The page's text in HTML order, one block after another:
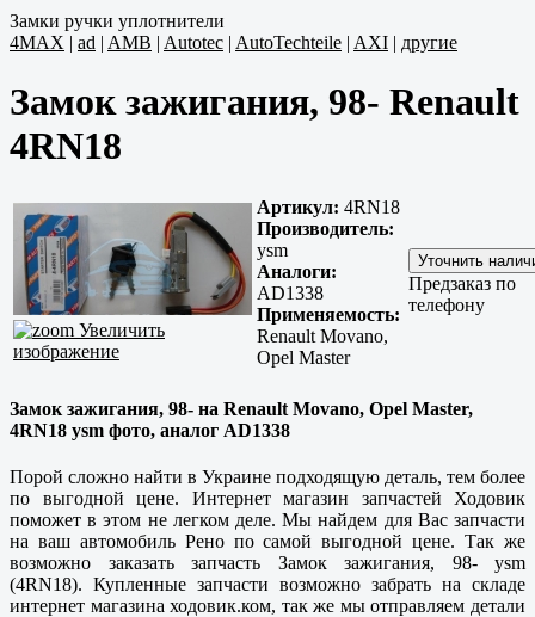
Замки ручки уплотнители
4MAX | ad | AMB | Autotec | AutoTechteile | AXI | другие
Замок зажигания, 98- Renault
4RN18
Увеличить
изображение
Артикул: 4RN18
Производитель:
ysm
Аналоги:
AD1338
Применяемость:
Renault Movano,
Opel Master
Предзаказ по
телефону
Замок зажигания, 98- на Renault Movano, Opel Master,
4RN18 ysm фото, аналог AD1338
Порой сложно найти в Украине подходящую деталь, тем более
по выгодной цене. Интернет магазин запчастей Ходовик
поможет в этом не легком деле. Мы найдем для Вас запчасти
на ваш автомобиль Рено по самой выгодной цене. Так же
возможно заказать запчасть Замок зажигания, 98- ysm
(4RN18). Купленные запчасти возможно забрать на складе
интернет магазина ходовик.ком, так же мы отправляем детали